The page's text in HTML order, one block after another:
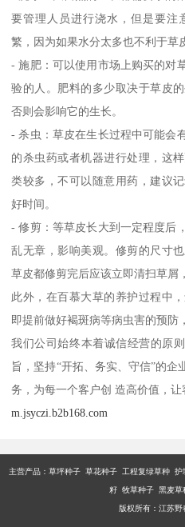
要管理人员进行浇水，但是要注
繁，因为如果水分太多也不利于草
- 施肥：可以使用市场上购买的对
验的人。肥料的多少取决于草皮
否则会影响它的生长。
- 杀虫：草皮在生长过程中可能会
的杀虫药或者机器进行处理，这
类较多，不可以随意用药，建议
好时间。
- 修剪：等草皮长大到一定程度后
乱无章，影响美观。修剪的尺寸
草皮都修剪完后应该立即清扫草屑
此外，在百慕大草的养护过程中
即提前做好褐斑病等病虫害的预防
我们公司始终本着诚信经营的原
旨，坚持“开拓、务实、守信”的
务，为每一个客户创 造高价值，让
m.jsyczi.b2b168.com
主营产品： 草坪种子 草花种子 工程复绿草种
籽 牧草种子 黑麦草
版权所有：江苏野